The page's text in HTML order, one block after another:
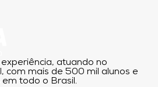
atuando no
com mais de 500 mil alunos e
todo o Brasil.